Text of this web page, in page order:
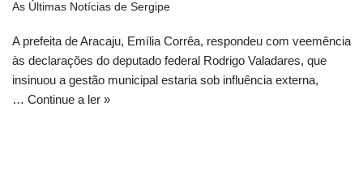
As Últimas Notícias de Sergipe
A prefeita de Aracaju, Emília Corrêa, respondeu com veemência
às declarações do deputado federal Rodrigo Valadares, que
insinuou a gestão municipal estaria sob influência externa,
… Continue a ler »